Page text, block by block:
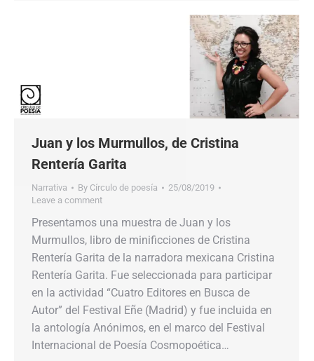
Juan y los Murmullos, de Cristina
Rentería Garita
Narrativa By Círculo de poesía
25/08/2019
Leave a comment
Presentamos una muestra de Juan y los
Murmullos, libro de minificciones de Cristina
Rentería Garita de la narradora mexicana Cristina
Rentería Garita. Fue seleccionada para participar
en la actividad “Cuatro Editores en Busca de
Autor” del Festival Eñe (Madrid) y fue incluida en
la antología Anónimos, en el marco del Festival
Internacional de Poesía Cosmopoética…